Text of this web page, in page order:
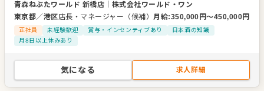
青森ねぶたワールド 新橋店
株式会社ワールド・ワン
東京都／港区店長・マネージャー（候補）月給:350,000 円〜450,000円
正社員 未経験歓迎 賞与・インセンティブあり
日本酒の知識
月8日以上休みあり
気になる 求人詳細